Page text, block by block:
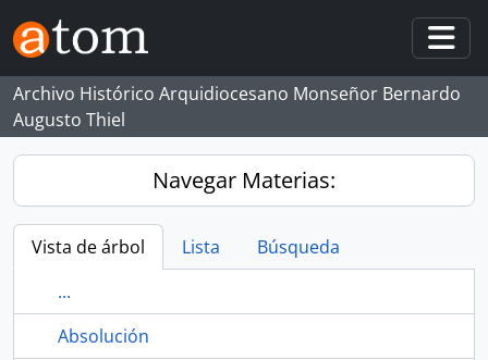
Skip to main content
Archivo Histórico Arquidiocesano Monseñor Bernardo
Augusto Thiel
Navegar Materias:
Vista de árbol Lista
Búsqueda
...
Absolución